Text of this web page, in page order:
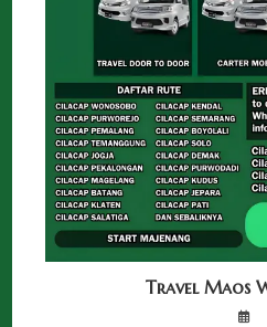
Travel Maos